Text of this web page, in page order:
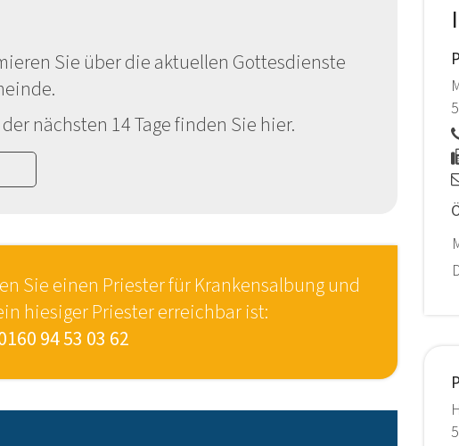
Sie über die aktuellen Gottesdienste
nächsten 14 Tage finden Sie hier.
Sie einen Priester für Krankensalbung und
hiesiger Priester erreichbar ist:
94 53 03 62